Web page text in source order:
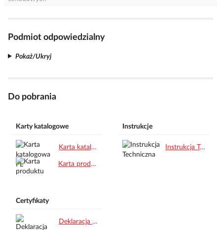
Podmiot odpowiedzialny
Pokaż/Ukryj
Do pobrania
Karty katalogowe
Karta katalogowa PL.pdf
Karta produktu.pdf
Instrukcje
Instrukcja Techniczna.pdf
Certyfikaty
Deklaracja zgodności CE.pdf